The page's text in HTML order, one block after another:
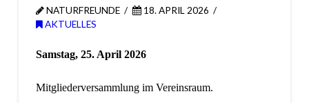
NATURFREUNDE
18. APRIL 2026
AKTUELLES
Samstag, 25. April 2026
Mitgliederversammlung im Vereinsraum.